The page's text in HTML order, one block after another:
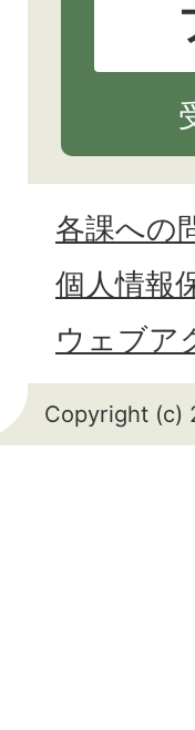
各課への
個人情報
ウェブア
Copyright (c)